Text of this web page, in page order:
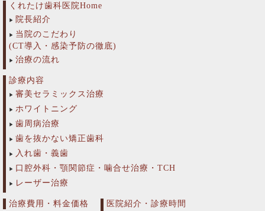
くれたけ歯科医院Home
院長紹介
当院のこだわり
(CT導入・感染予防の徹底)
治療の流れ
診療内容
審美セラミックス治療
ホワイトニング
歯周病治療
歯を抜かない矯正歯科
入れ歯・義歯
口腔外科・顎関節症・噛合せ治療・TCH
レーザー治療
治療費用・料金価格 医院紹介・診療時間